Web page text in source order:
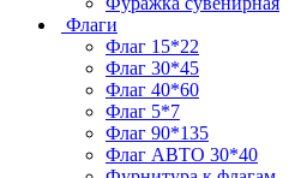
Флаги
Флаг 15*22
Флаг 30*45
Флаг 40*60
Флаг 5*7
Флаг 90*135
Флаг АВТО 30*40